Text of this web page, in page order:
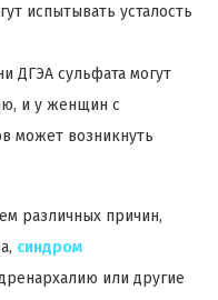
испытывать усталость
ДГЭА сульфата могут
и у женщин с
может возникнуть
различных причин,
синдром
или другие